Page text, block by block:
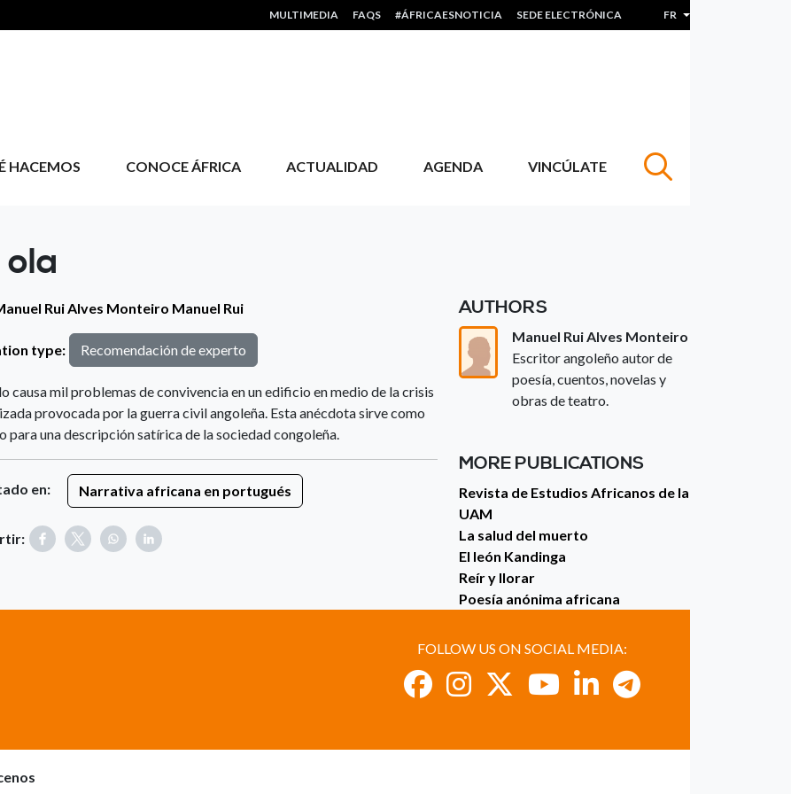
HEADER MENU
MULTIMEDIA FAQS #ÁFRICAESNOTICIA SEDE ELECTRÓNICA FR Lister les actions
HACEMOS CONOCE ÁFRICA ACTUALIDAD AGENDA VINCÚLATE
Rui Alves Monteiro Manuel Rui
type: Recomendación de experto
causa mil problemas de convivencia en un edificio en medio de la crisis
provocada por la guerra civil angoleña. Esta anécdota sirve como
para una descripción satírica de la sociedad congoleña.
en: Narrativa africana en portugués
AUTHORS
Manuel Rui Alves Monteiro
Escritor angoleño autor de
poesía, cuentos, novelas y
obras de teatro.
MORE PUBLICATIONS
Revista de Estudios Africanos de la
UAM
La salud del muerto
El león Kandinga
Reír y llorar
Poesía anónima africana
FOLLOW US ON SOCIAL MEDIA: